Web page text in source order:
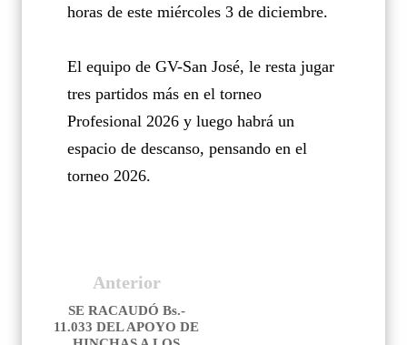
horas de este miércoles 3 de diciembre.
El equipo de GV-San José, le resta jugar
tres partidos más en el torneo
Profesional 2026 y luego habrá un
espacio de descanso, pensando en el
torneo 2026.
Anterior
SE RACAUDÓ Bs.-
11.033 DEL APOYO DE